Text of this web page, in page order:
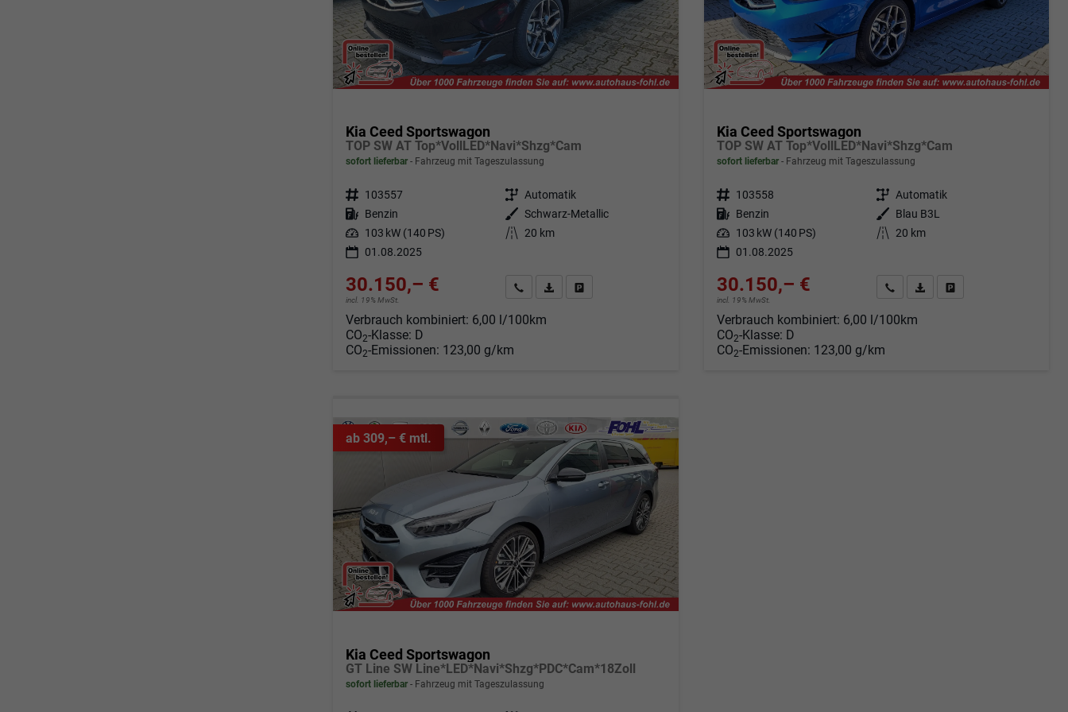
Kia Ceed Sportswagon
TOP SW AT Top*VollLED*Navi*Shzg*Cam
sofort lieferbar Fahrzeug mit Tageszulassung
Fahrzeugnr. 103557 Getriebe Automatik
Kraftstoff Benzin Außenfarbe Schwarz-Metallic
Leistung 103 kW (140 PS) Kilometerstand 20 km
01.08.2025
30.150,– €
incl. 19% MwSt.
Angebot anfordern
Fahrzeugexpose (PDF)
Verbrauch kombiniert: 6,00 l/100km
CO2-Klasse: D
CO2-Emissionen: 123,00 g/km
Kia Ceed Sportswagon
TOP SW AT Top*VollLED*Navi*Shzg*Cam
sofort lieferbar Fahrzeug mit Tageszulassung
Fahrzeugnr. 103558 Getriebe Automatik
Kraftstoff Benzin Außenfarbe
Blau B3L
Leistung 103 kW (140 PS) Kilometerstand 20 km
01.08.2025
30.150,– €
incl. 19% MwSt.
Angebot anfordern
Fahrzeugexpose (PDF)
Fahrzeug parken
Verbrauch kombiniert: 6,00 l/100km
CO2-Klasse: D
CO2-Emissionen: 123,00 g/km
ab 309,– € mtl.
Kia Ceed Sportswagon
GT Line SW Line*LED*Navi*Shzg*PDC*Cam*18Zoll
sofort lieferbar Fahrzeug mit Tageszulassung